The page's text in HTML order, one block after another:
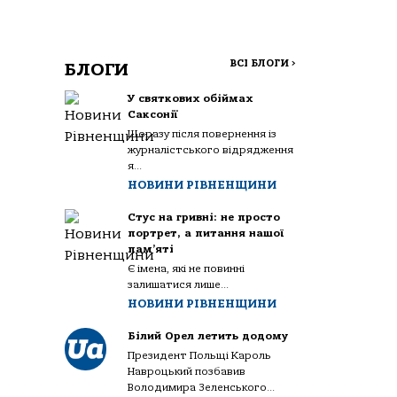
БЛОГИ ВСІ БЛОГИ >
У святкових обіймах
Саксонії
Щоразу після повернення із
журналістського відрядження
я...
НОВИНИ РІВНЕНЩИНИ
Стус на гривні: не просто
портрет, а питання нашої
пам’яті
Є імена, які не повинні
залишатися лише...
НОВИНИ РІВНЕНЩИНИ
Білий Орел летить додому
Президент Польщі Кароль
Навроцький позбавив
Володимира Зеленського...